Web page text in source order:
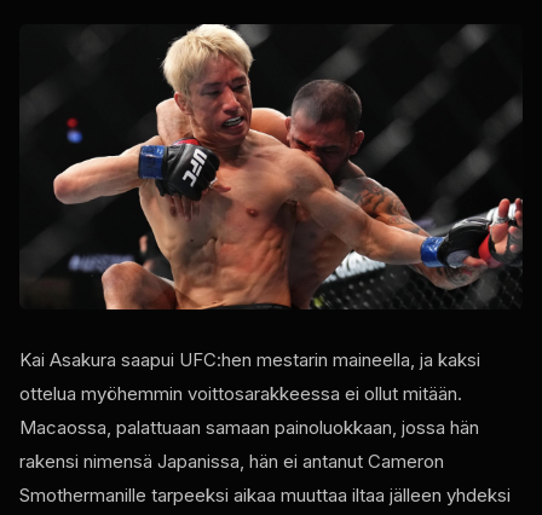
Kai Asakura saapui UFC:hen mestarin maineella, ja kaksi
ottelua myöhemmin voittosarakkeessa ei ollut mitään.
Macaossa, palattuaan samaan painoluokkaan, jossa hän
rakensi nimensä Japanissa, hän ei antanut Cameron
Smothermanille tarpeeksi aikaa muuttaa iltaa jälleen yhdeksi